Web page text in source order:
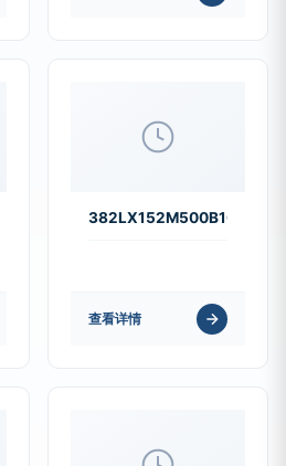
382LX152M500B102VS
查看详情